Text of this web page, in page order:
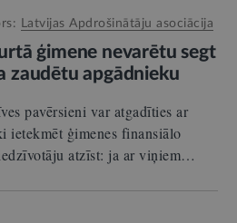
Latvijas Apdrošinātāju asociācija
ģimene nevarētu segt
zaudētu apgādnieku
pavērsieni var atgadīties ar
ietekmēt ģimenes finansiālo
atzīst: ja ar viņiem…